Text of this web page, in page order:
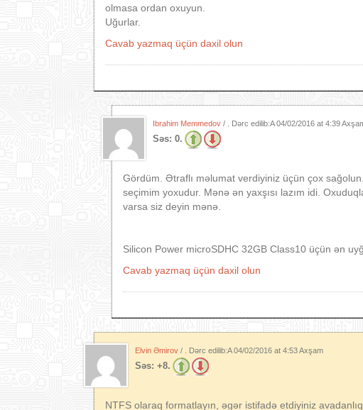
olmasa ordan oxuyun.
Uğurlar.
Cavab yazmaq üçün daxil olun
Ibrahim Memmedov / . Dərc edilib:A04/02/2016 at 4:39
Səs: 0.
Gördüm. Ətraflı məlumat verdiyiniz üçün çox
seçimim yoxudur. Mənə ən yaxşısı lazım idi.
varsa siz deyin mənə.
Silicon Power microSDHC 32GB Class10 üçün ən
Cavab yazmaq üçün daxil olun
Elvin Əmirov / . Dərc edilib:A04/02/2016 at 4:53 Axşam
Səs: +8.
NTFS olaraq formatlayın, əgər istifadə etdiyiniz